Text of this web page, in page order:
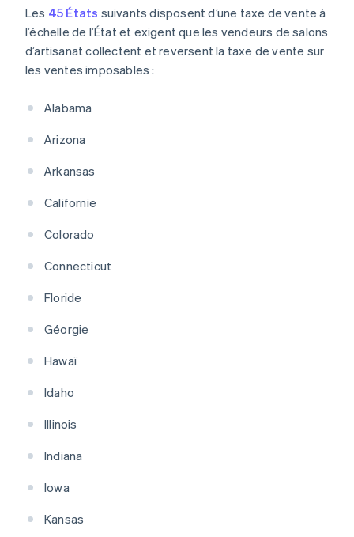
Les 45 États suivants disposent d’une taxe de vente à
l’échelle de l’État et exigent que les vendeurs de salons
d’artisanat collectent et reversent la taxe de vente sur
les ventes imposables :
Alabama
Arizona
Arkansas
Californie
Colorado
Connecticut
Floride
Géorgie
Hawaï
Idaho
Illinois
Indiana
Iowa
Kansas